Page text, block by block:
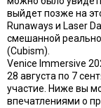
выйдет позже на
Runaways и Laser
смешанной
(Cubism).
Venice Immersive
28 августа по 7
участие. Ниже вы
впечатлениями о